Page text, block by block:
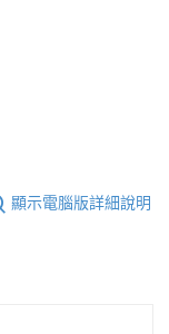
顯示電腦版詳細說明